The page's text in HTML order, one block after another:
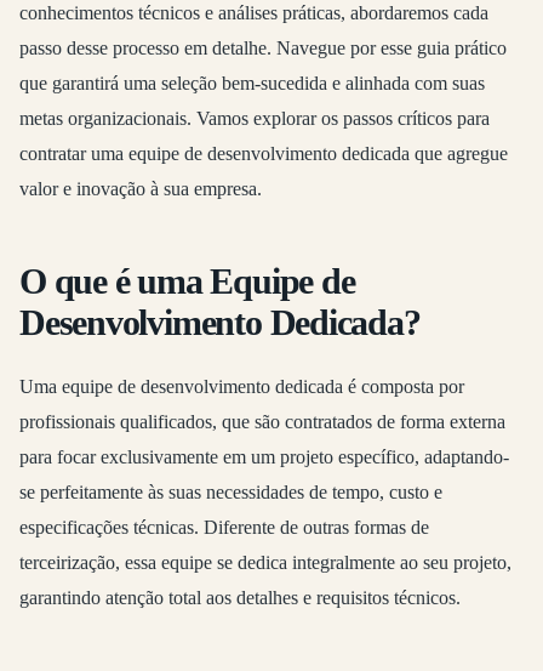
conhecimentos técnicos e análises práticas, abordaremos cada
passo desse processo em detalhe. Navegue por esse guia prático
que garantirá uma seleção bem-sucedida e alinhada com suas
metas organizacionais. Vamos explorar os passos críticos para
contratar uma equipe de desenvolvimento dedicada que agregue
valor e inovação à sua empresa.
O que é uma Equipe de
Desenvolvimento Dedicada?
Uma equipe de desenvolvimento dedicada é composta por
profissionais qualificados, que são contratados de forma externa
para focar exclusivamente em um projeto específico, adaptando-
se perfeitamente às suas necessidades de tempo, custo e
especificações técnicas. Diferente de outras formas de
terceirização, essa equipe se dedica integralmente ao seu projeto,
garantindo atenção total aos detalhes e requisitos técnicos.